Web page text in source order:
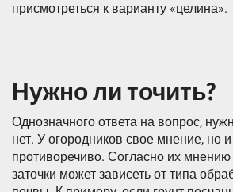
присмотреться к варианту «целина».
Нужно ли точить?
Однозначного ответа на вопрос,
нет. У огородников свое мнение, но
противоречиво. Согласно их
заточки может зависеть от типа